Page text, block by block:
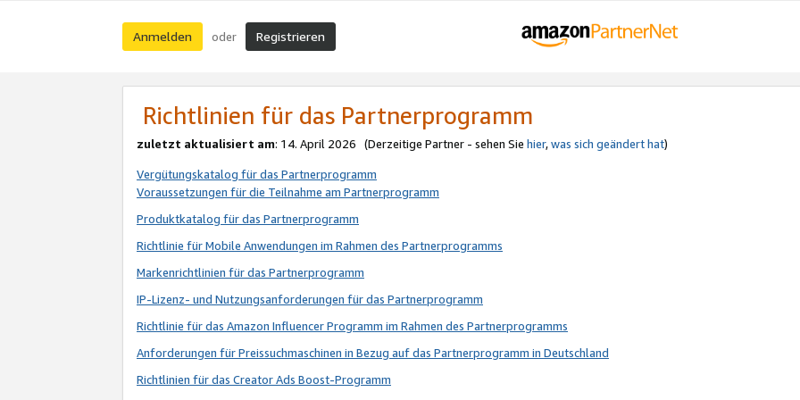
Anmelden oder Registrieren
Richtlinien für das Partnerprogramm
zuletzt aktualisiert am: 14. April 2026 (Derzeitige Partner - sehen Sie hier,was sich geändert hat)
Vergütungskatalog für das Partnerprogramm
Voraussetzungen für die Teilnahme am Partnerprogramm
Produktkatalog für das Partnerprogramm
Richtlinie für Mobile Anwendungen im Rahmen des Partnerprogramms
Markenrichtlinien für das Partnerprogramm
IP-Lizenz- und Nutzungsanforderungen für das Partnerprogramm
Richtlinie für das Amazon Influencer Programm im Rahmen des Partnerprogramms
Anforderungen für Preissuchmaschinen in Bezug auf das Partnerprogramm in Deutschland
Richtlinien für das Creator Ads Boost-Programm